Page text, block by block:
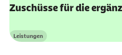
Zuschüsse für die
Kategorie
Leistungen